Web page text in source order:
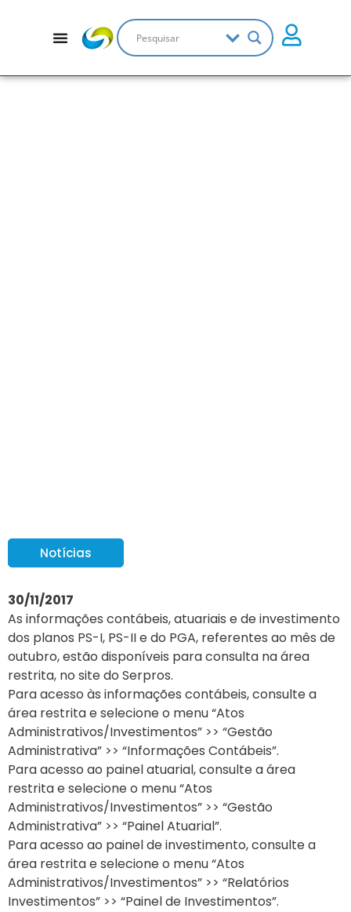
Notícias
30/11/2017
As informações contábeis, atuariais e de investimento
dos planos PS-I, PS-II e do PGA, referentes ao mês de
outubro, estão disponíveis para consulta na área
restrita, no site do Serpros.
Para acesso às informações contábeis, consulte a
área restrita e selecione o menu “Atos
Administrativos/Investimentos” >> “Gestão
Administrativa” >> “Informações Contábeis”.
Para acesso ao painel atuarial, consulte a área
restrita e selecione o menu “Atos
Administrativos/Investimentos” >> “Gestão
Administrativa” >> “Painel Atuarial”.
Para acesso ao painel de investimento, consulte a
área restrita e selecione o menu “Atos
Administrativos/Investimentos” >> “Relatórios
Investimentos” >> “Painel de Investimentos”.